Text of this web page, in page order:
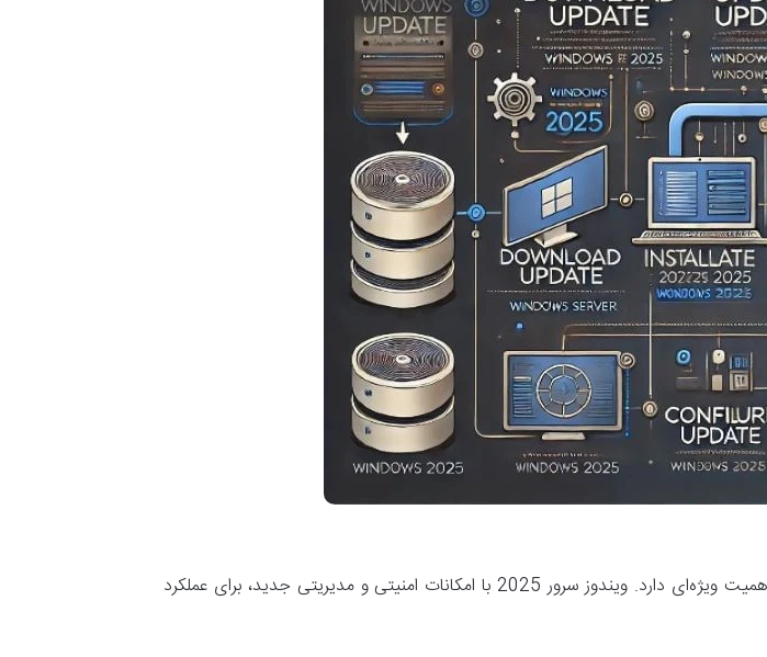
پیش از نصب هر سیستم‌عامل سروری، بررسی دقیق پیش‌نیازهای سخت‌افزاری اهمیت ویژه‌ای دارد. ویندوز سرور 2025 با امکانات امنیتی و مدیریتی جدید، برای عملکرد